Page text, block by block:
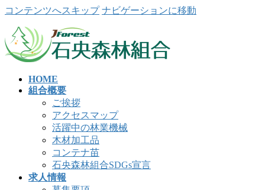
コンテンツへスキップ ナビゲーションに移動
HOME
組合概要
ご挨拶
アクセスマップ
活躍中の林業機械
木材加工品
コンテナ苗
石央森林組合SDGs宣言
求人情報